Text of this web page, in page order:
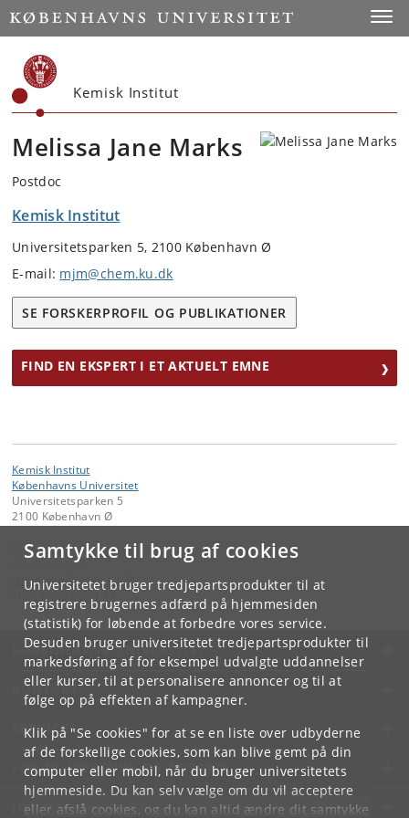
Samtykke til brug af cookies
Universitetet bruger tredjepartsprodukter til at
registrere brugernes adfærd på hjemmesiden
(statistik) for løbende at forbedre vores service.
Desuden bruger universitetet tredjepartsprodukter til
markedsføring af for eksempel udvalgte uddannelser
eller kurser, til at personalisere annoncer og til at
følge op på effekten af kampagner.
Klik på "Se cookies" for at se en liste over udbyderne
af de forskellige cookies, som kan blive gemt på din
computer eller mobil, når du bruger universitetets
hjemmeside. Du kan selv vælge om du vil acceptere
eller afslå cookies, og du kan altid ændre dit samtykke
Start
Kemisk Institut
Melissa Jane Marks
Postdoc
Kemisk Institut
Universitetsparken 5, 2100 København Ø
E-mail: mjm@chem.ku.dk
SE FORSKERPROFIL OG PUBLIKATIONER
FIND EN EKSPERT I ET AKTUELT EMNE
Kemisk Institut
Københavns Universitet
Universitetsparken 5
2100 København Ø
Kontakt:
Administrator
chemadm@chem. ku.dk
KØBENHAVNS UNIVERSITET
KONTAKT
SERVICES
FOR STUDERENDE OG ANSATTE
JOB OG KARRIERE